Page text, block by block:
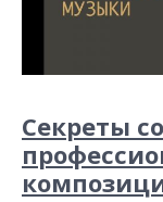
Секреты